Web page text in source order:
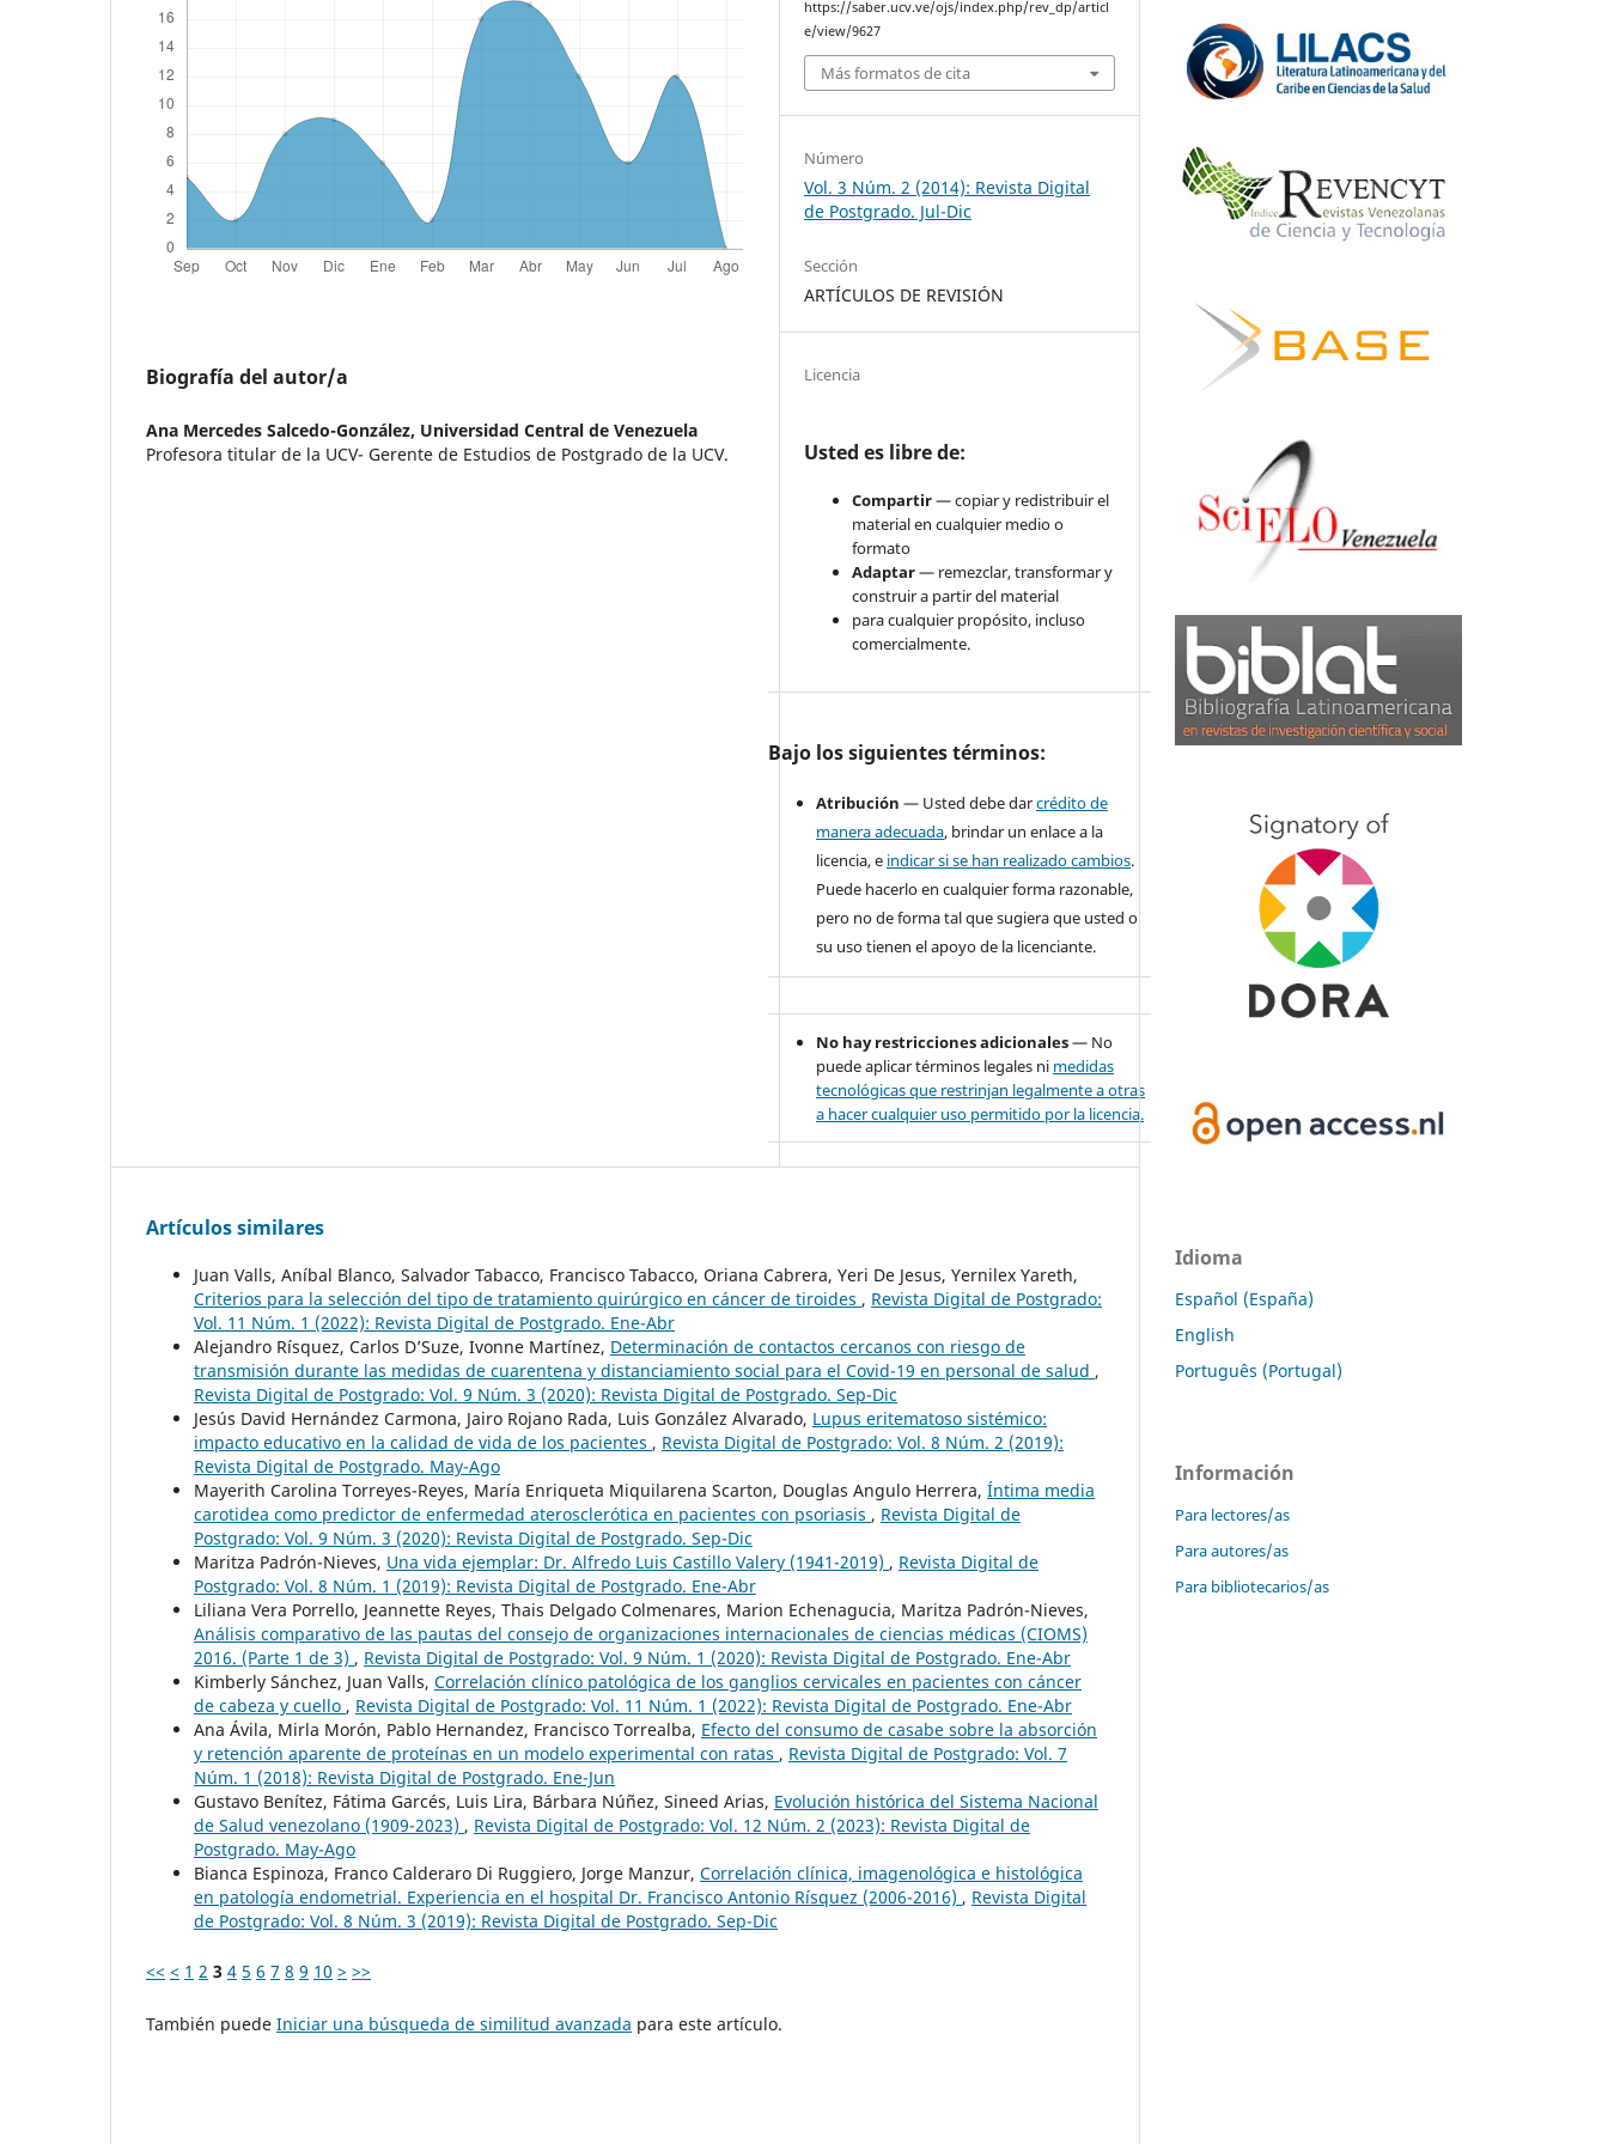
Biografía del autor/a
Ana Mercedes Salcedo-González, Universidad Central de Venezuela
Profesora titular de la UCV- Gerente de Estudios de Postgrado de la UCV.
https://saber.ucv.ve/ojs/index.php/rev_dp/articl
e/view/9627
Más formatos de cita
Número
Vol. 3 Núm. 2 (2014): Revista Digital
de Postgrado. Jul-Dic
Sección
ARTÍCULOS DE REVISIÓN
Licencia
Usted es libre de:
Compartir— copiar y redistribuir el
material en cualquier medio o
formato
Adaptar— remezclar, transformar y
construir a partir del material
para cualquier propósito, incluso
comercialmente.
Bajo los siguientes términos:
Atribución — Usted debe darcrédito de
manera adecuada, brindar un enlace a la
licencia, e indicar si se han realizado cambios.
Puede hacerlo en cualquier forma razonable,
pero no de forma tal que sugiera que usted o
su uso tienen el apoyo de la licenciante.
No hay restricciones adicionales— No
puede aplicar términos legales ni medidas
tecnológicas que restrinjan legalmente a otras
a hacer cualquier uso permitido por la licencia.
Artículos similares
Juan Valls, Aníbal Blanco, Salvador Tabacco, Francisco Tabacco, Oriana Cabrera, Yeri De Jesus, Yernilex Yareth,
Criterios para la selección del tipo de tratamiento quirúrgico en cáncer de tiroides , Revista Digital de Postgrado:
Vol. 11 Núm. 1 (2022): Revista Digital de Postgrado. Ene-Abr
Alejandro Rísquez, Carlos D’Suze, Ivonne Martínez, Determinación de contactos cercanos con riesgo de
transmisión durante las medidas de cuarentena y distanciamiento social para el Covid-19 en personal de salud ,
Revista Digital de Postgrado: Vol. 9 Núm. 3 (2020): Revista Digital de Postgrado. Sep-Dic
Jesús David Hernández Carmona, Jairo Rojano Rada, Luis González Alvarado, Lupus eritematoso sistémico:
impacto educativo en la calidad de vida de los pacientes , Revista Digital de Postgrado: Vol. 8 Núm. 2 (2019):
Revista Digital de Postgrado. May-Ago
Mayerith Carolina Torreyes-Reyes, María Enriqueta Miquilarena Scarton, Douglas Angulo Herrera, Íntima media
carotidea como predictor de enfermedad aterosclerótica en pacientes con psoriasis , Revista Digital de
Postgrado: Vol. 9 Núm. 3 (2020): Revista Digital de Postgrado. Sep-Dic
Maritza Padrón-Nieves, Una vida ejemplar: Dr. Alfredo Luis Castillo Valery (1941-2019) , Revista Digital de
Postgrado: Vol. 8 Núm. 1 (2019): Revista Digital de Postgrado. Ene-Abr
Liliana Vera Porrello, Jeannette Reyes, Thais Delgado Colmenares, Marion Echenagucia, Maritza Padrón-Nieves,
Análisis comparativo de las pautas del consejo de organizaciones internacionales de ciencias médicas (CIOMS)
2016. (Parte 1 de 3) , Revista Digital de Postgrado: Vol. 9 Núm. 1 (2020): Revista Digital de Postgrado. Ene-Abr
Kimberly Sánchez, Juan Valls, Correlación clínico patológica de los ganglios cervicales en pacientes con cáncer
de cabeza y cuello , Revista Digital de Postgrado: Vol. 11 Núm. 1 (2022): Revista Digital de Postgrado. Ene-Abr
Ana Ávila, Mirla Morón, Pablo Hernandez, Francisco Torrealba, Efecto del consumo de casabe sobre la absorción
y retención aparente de proteínas en un modelo experimental con ratas , Revista Digital de Postgrado: Vol. 7
Núm. 1 (2018): Revista Digital de Postgrado. Ene-Jun
Gustavo Benítez, Fátima Garcés, Luis Lira, Bárbara Núñez, Sineed Arias, Evolución histórica del Sistema Nacional
de Salud venezolano (1909-2023) , Revista Digital de Postgrado: Vol. 12 Núm. 2 (2023): Revista Digital de
Postgrado. May-Ago
Bianca Espinoza, Franco Calderaro Di Ruggiero, Jorge Manzur, Correlación clínica, imagenológica e histológica
en patología endometrial. Experiencia en el hospital Dr. Francisco Antonio Rísquez (2006-2016) , Revista Digital
de Postgrado: Vol. 8 Núm. 3 (2019): Revista Digital de Postgrado. Sep-Dic
<< < 1 2 3 4 5 6 7 8 9 10 > >>
También puede Iniciar una búsqueda de similitud avanzada para este artículo.
Idioma
Español (España)
English
Português (Portugal)
Información
Para lectores/as
Para autores/as
Para bibliotecarios/as